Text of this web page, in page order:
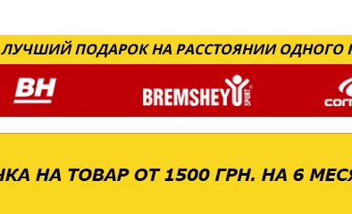
ЛУЧШИЙ ПОДАРОК НА РАССТОЯНИИ ОДНОГО